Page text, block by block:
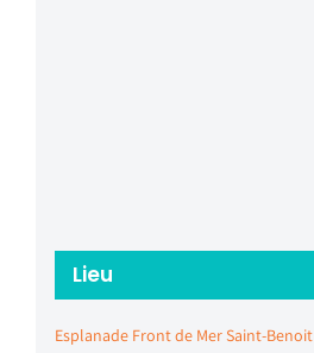
Lieu
Esplanade Front de Mer Saint-Benoit